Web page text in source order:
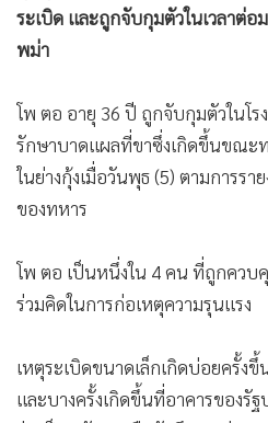
• Gotomanager
ระเบิด และถูกจับกุมตัวในเวลาต่อ
พม่า
โพ ตอ อายุ 36 ปี ถูกจับกุมตัวในโ
รักษาบาดแผลที่ขาซึ่งเกิดขึ้นขณะ
ในย่างกุ้งเมื่อวันพุธ (5) ตามการร
ของทหาร
โพ ตอ เป็นหนึ่งใน 4 คน ที่ถูกควบ
ร่วมคิดในการก่อเหตุความรุนแรง
เหตุระเบิดขนาดเล็กเกิดบ่อยครั้ง
และบางครั้งเกิดขึ้นที่อาคารของรั